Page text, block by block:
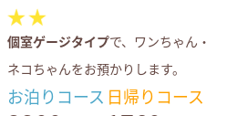
個室ゲージタイプで、ワンちゃん・
ネコちゃんをお預かりします。
お泊りコース 日帰りコース